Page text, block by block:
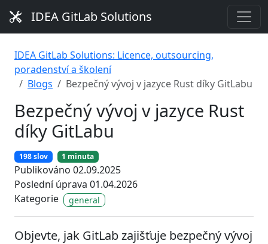
IDEA GitLab Solutions
IDEA GitLab Solutions: Licence, outsourcing,
poradenství a školení
Blogs
Bezpečný vývoj v jazyce Rust díky GitLabu
Bezpečný vývoj v jazyce Rust
díky GitLabu
198 slov 1 minuta
Publikováno 02.09.2025
Poslední úprava 01.04.2026
Kategorie
general
Objevte, jak GitLab zajišťuje bezpečný vývoj